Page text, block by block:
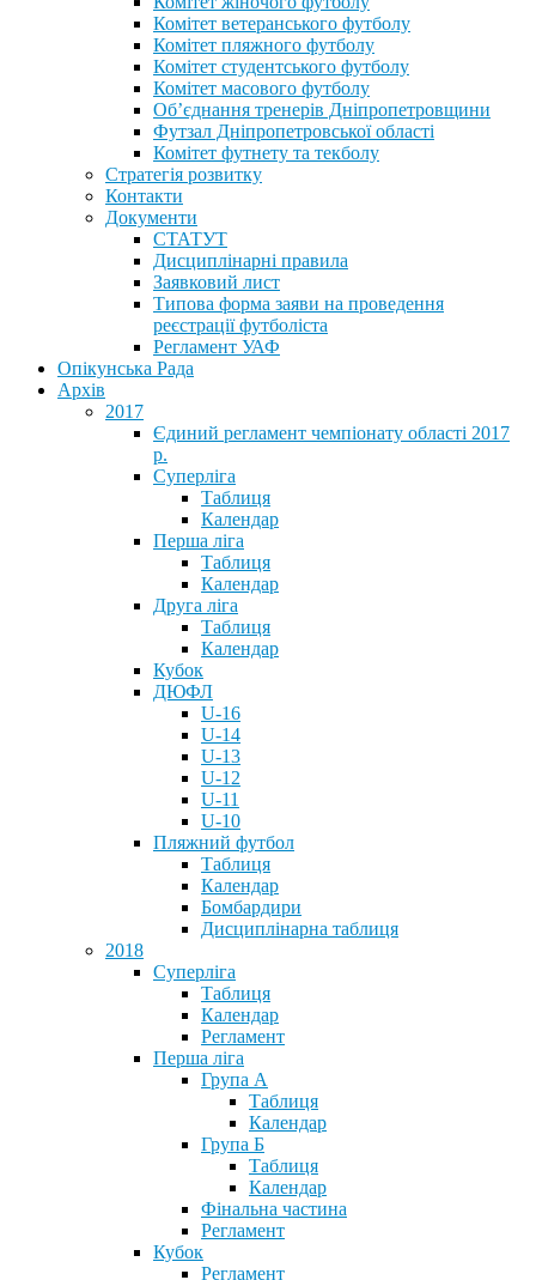
Комітет ветеранського футболу
Комітет пляжного футболу
Комітет студентського футболу
Комітет масового футболу
Обʼєднання тренерів Дніпропетровщини
Футзал Дніпропетровської області
Комітет футнету та текболу
Стратегія розвитку
Контакти
Документи
СТАТУТ
Дисциплінарні правила
Заявковий лист
Типова форма заяви на проведення
реєстрації футболіста
Регламент УАФ
Опікунська Рада
Архів
2017
Єдиний регламент чемпіонату області 2017
р.
Суперліга
Таблиця
Календар
Перша ліга
Таблиця
Календар
Друга ліга
Таблиця
Календар
Кубок
ДЮФЛ
U-16
U-14
U-13
U-12
U-11
U-10
Пляжний футбол
Таблиця
Календар
Бомбардири
Дисциплінарна таблиця
2018
Суперліга
Таблиця
Календар
Регламент
Перша ліга
Група А
Таблиця
Календар
Група Б
Таблиця
Календар
Фінальна частина
Регламент
Кубок
Регламент